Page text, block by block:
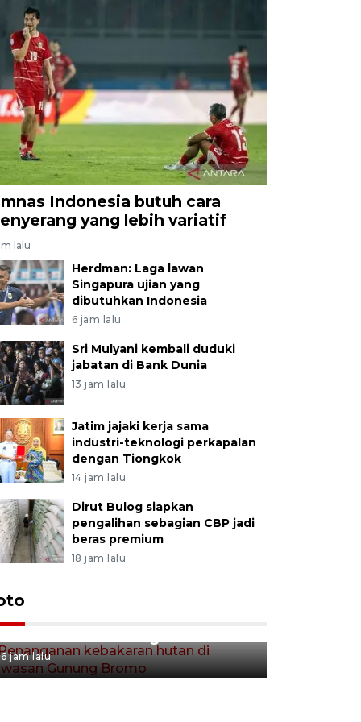
Indonesia butuh cara
yang lebih variatif
lalu
Herdman: Laga lawan
Singapura ujian yang
dibutuhkan Indonesia
6 jam lalu
Sri Mulyani kembali duduki
jabatan di Bank Dunia
13 jam lalu
Jatim jajaki kerja sama
industri-teknologi perkapalan
dengan Tiongkok
14 jam lalu
Dirut Bulog siapkan
pengalihan sebagian CBP jadi
beras premium
18 jam lalu
Penanganan kebakaran hutan
6 jam lalu